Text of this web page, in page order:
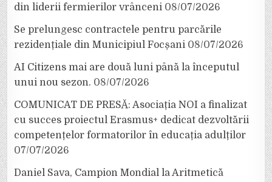
din liderii fermierilor vrânceni 08/07/2026
Se prelungesc contractele pentru parcările
rezidențiale din Municipiul Focșani 08/07/2026
AI Citizens mai are două luni până la începutul
unui nou sezon. 08/07/2026
COMUNICAT DE PRESĂ: Asociația NOI a finalizat
cu succes proiectul Erasmus+ dedicat dezvoltării
competențelor formatorilor în educația adulților
07/07/2026
Daniel Sava, Campion Mondial la Aritmetică